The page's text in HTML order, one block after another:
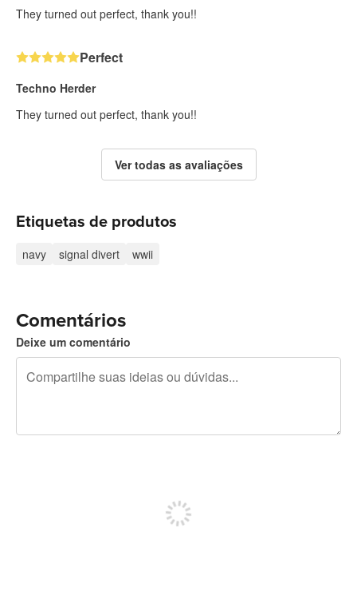
They turned out perfect, thank you!!
Perfect
Techno Herder
They turned out perfect, thank you!!
Ver todas as avaliações
Etiquetas de produtos
navy signal divert wwii
Comentários
Deixe um comentário